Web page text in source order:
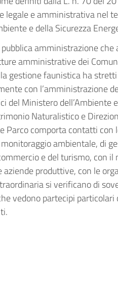
legale e amministrativa nel
e della Sicurezza
amministrazione che
amministrative dei
gestione faunistica ha
con l’amministrazione
del Ministero dell’Ambiente
Naturalistico e
Parco comporta contatti con
ambientale, di
e del turismo, con il
aziende produttive, con le
si verificano di
vedono partecipi particolari